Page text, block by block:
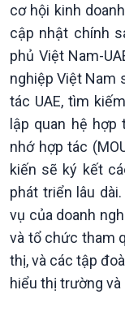
Tài nguyên và Môi
Chuyên gia của bạn
Xã hội chuyển động
Bước chân đến
Văn hoá & Du lịch
Tin Văn hoá & Du
cơ hội kinh
cập nhật chính
phủ Việt Nam-
nghiệp Việt Nam
tác UAE, tìm
lập quan hệ
nhớ hợp tác
kiến sẽ ký kết
phát triển lâu
vụ của doanh
và tổ chức tham
thị, và các tập
hiểu thị trường